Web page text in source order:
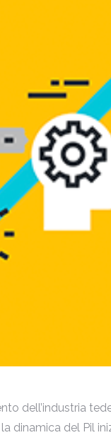
dell’industria
del Pil